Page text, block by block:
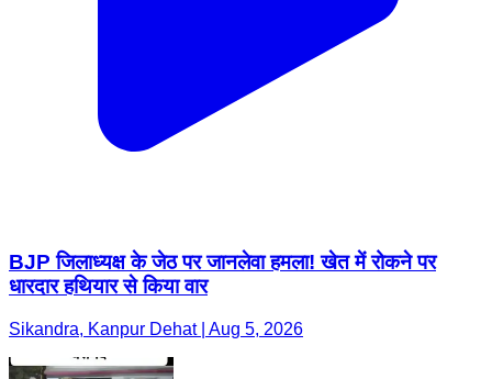
BJP जिलाध्यक्ष के जेठ पर जानलेवा हमला! खेत में रोकने पर
धारदार हथियार से किया वार
Sikandra, Kanpur Dehat | Aug 5, 2026